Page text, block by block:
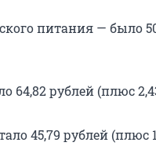
питания — было
64,82 рублей (плюс
45,79 рублей (плюс